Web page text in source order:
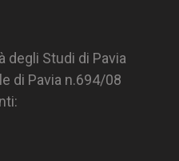
degli Studi di Pavia
di Pavia n.694/08